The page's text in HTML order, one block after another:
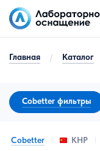
Главная / Каталог
Cobetter фильтры
Cobetter КНР